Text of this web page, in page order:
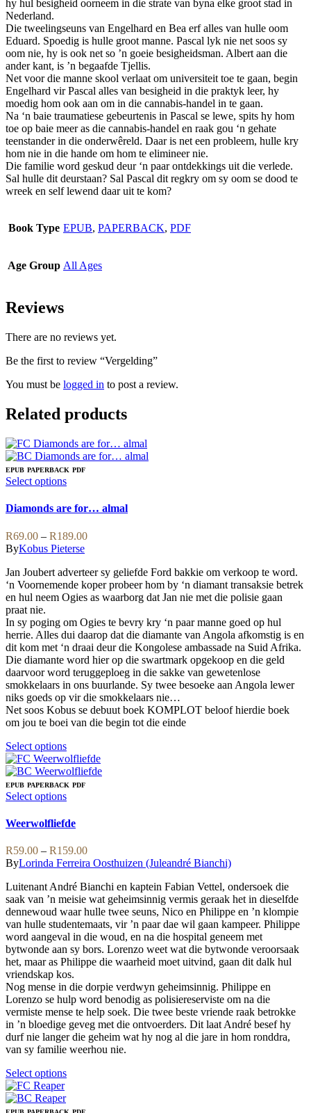
hy hul besigheid oorneem in die strate van byna elke groot stad in
Nederland.
Die tweelingseuns van Engelhard en Bea erf alles van hulle oom
Eduard. Spoedig is hulle groot manne. Pascal lyk nie net soos sy
oom nie, hy is ook net so ’n goeie besigheidsman. Albert aan die
ander kant, is ’n begaafde Tjellis.
Net voor die manne skool verlaat om universiteit toe te gaan, begin
Engelhard vir Pascal alles van besigheid in die praktyk leer, hy
moedig hom ook aan om in die cannabis-handel in te gaan.
Na ‘n baie traumatiese gebeurtenis in Pascal se lewe, spits hy hom
toe op baie meer as die cannabis-handel en raak gou ‘n gehate
teenstander in die onderwêreld. Daar is net een probleem, hulle kry
hom nie in die hande om hom te elimineer nie.
Die familie word geskud deur ‘n paar ontdekkings uit die verlede.
Sal hulle dit deurstaan? Sal Pascal dit regkry om sy oom se dood te
wreek en self lewend daar uit te kom?
Book Type EPUB, PAPERBACK, PDF
Age Group All Ages
Reviews
There are no reviews yet.
Be the first to review “Vergelding”
You must be logged in to post a review.
Related products
EPUB PAPERBACK PDF
Select optionsThis
has
variants.
The
options
may
be
chosen
on
the
product
page
Diamonds are for… almal
R69.00 – R189.00Price
through
R189.00
ByKobus Pieterse
Jan Joubert adverteer sy geliefde Ford bakkie om verkoop te word.
‘n Voornemende koper probeer hom by ‘n diamant transaksie betrek
en hul neem Ogies as waarborg dat Jan nie met die polisie gaan
praat nie.
In sy poging om Ogies te bevry kry ‘n paar manne goed op hul
herrie. Alles dui daarop dat die diamante van Angola afkomstig is en
dit kom met ‘n draai deur die Kongolese ambassade na Suid Afrika.
Die diamante word hier op die swartmark opgekoop en die geld
daarvoor word teruggeploeg in die sakke van gewetenlose
smokkelaars in ons buurlande. Sy twee besoeke aan Angola lewer
niks goeds op vir die smokkelaars nie…
Net soos Kobus se debuut boek KOMPLOT beloof hierdie boek
om jou te boei van die begin tot die einde
Select optionsThis
product
has
multiple
variants.
options
be
chosen
on
the
product
page
EPUB PAPERBACK PDF
Select optionsThis
has
variants.
The
options
may
be
chosen
on
the
product
page
Weerwolfliefde
R59.00 – R159.00Price
range:
through
R159.00
ByLorinda Ferreira Oosthuizen (Juleandré Bianchi)
Luitenant André Bianchi en kaptein Fabian Vettel, ondersoek die
saak van ’n meisie wat geheimsinnig vermis geraak het in dieselfde
dennewoud waar hulle twee seuns, Nico en Philippe en ’n klompie
van hulle studentemaats, vir ’n paar dae wil gaan kampeer. Philippe
word aangeval in die woud, en na die hospital geneem met
bytwonde aan sy bors. Lorenzo weet wat die bytwonde veroorsaak
het, maar as Philippe die waarheid moet uitvind, gaan dit dalk hul
vriendskap kos.
Nog mense in die dorpie verdwyn geheimsinnig. Philippe en
Lorenzo se hulp word benodig as polisiereserviste om na die
vermiste mense te help soek. Die twee beste vriende raak betrokke
in ’n bloedige geveg met die ontvoerders. Dit laat André besef hy
durf nie langer die geheim wat hy nog al die jare in hom ronddra,
van sy familie weerhou nie.
Select optionsThis
has
multiple